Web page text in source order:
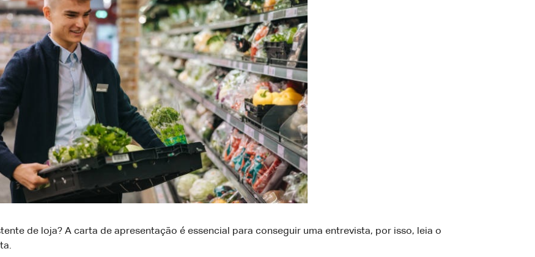
de loja? A carta de apresentação é essencial para conseguir uma entrevista, por isso, leia o